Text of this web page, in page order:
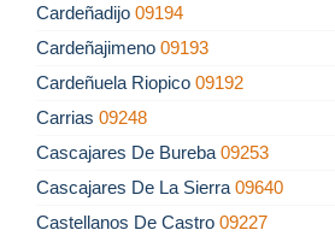
Cardeñadijo 09194
Cardeñajimeno 09193
Cardeñuela Riopico 09192
Carrias 09248
Cascajares De Bureba 09253
Cascajares De La Sierra 09640
Castellanos De Castro 09227